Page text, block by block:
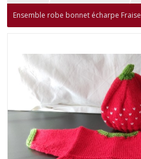
Ensemble robe bonnet écharpe Fraise